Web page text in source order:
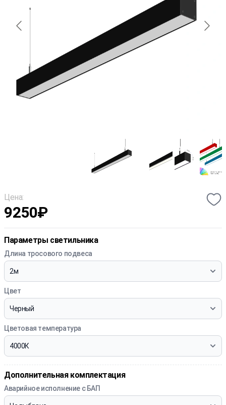
Цена:
9250₽
Параметры светильника
Длина тросового подвеса
Цвет
Цветовая температура
Дополнительная комплектация
Аварийное исполнение с БАП